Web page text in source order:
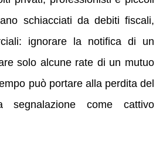
schiacciati da debiti fiscali,
ignorare la notifica di un
solo alcune rate di un mutuo
può portare alla perdita del
segnalazione come cattivo